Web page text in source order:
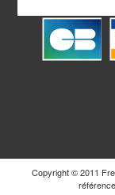
Copyright © 2011